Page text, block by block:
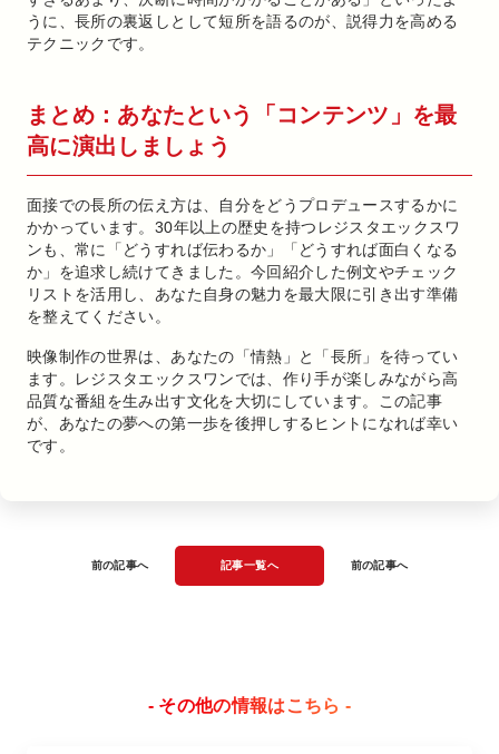
うに、長所の裏返しとして短所を語るのが、説得力を高める
テクニックです。
まとめ：あなたという「コンテンツ」を最
高に演出しましょう
面接での長所の伝え方は、自分をどうプロデュースするかに
かかっています。30年以上の歴史を持つレジスタエックスワ
ンも、常に「どうすれば伝わるか」「どうすれば面白くなる
か」を追求し続けてきました。今回紹介した例文やチェック
リストを活用し、あなた自身の魅力を最大限に引き出す準備
を整えてください。
映像制作の世界は、あなたの「情熱」と「長所」を待ってい
ます。レジスタエックスワンでは、作り手が楽しみながら高
品質な番組を生み出す文化を大切にしています。この記事
が、あなたの夢への第一歩を後押しするヒントになれば幸い
です。
前の記事へ 記事一覧へ 前の記事へ
- その他の情報はこちら -